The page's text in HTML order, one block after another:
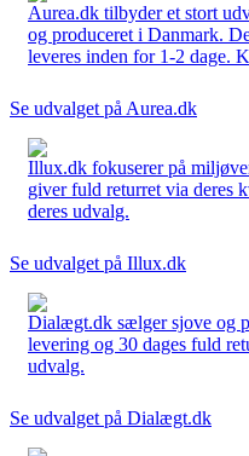
Aurea.dk tilbyder et stort
og produceret i Danmark.
leveres inden for 1-2 dage.
Se udvalget på Aurea.dk
Illux.dk fokuserer på
giver fuld returret via deres
deres udvalg.
Se udvalget på Illux.dk
Dialægt.dk sælger sjove og
levering og 30 dages fuld
udvalg.
Se udvalget på Dialægt.dk